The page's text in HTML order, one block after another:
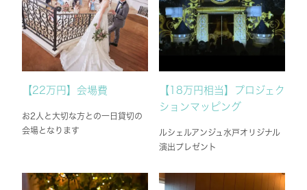
【22万円】会場費
お2人と大切な方との一日貸切の
会場となります
【18万円相当】プロジェク
ションマッピング
ルシェルアンジュ水戸オリジナル
演出プレゼント